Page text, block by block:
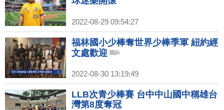
2022-08-29 09:54:27
福林國小少棒奪世界少棒季軍 紐約經
文處歡迎
2022-08-30 13:19:49
LLB次青少棒賽 台中中山國中稱雄台
灣第8度奪冠